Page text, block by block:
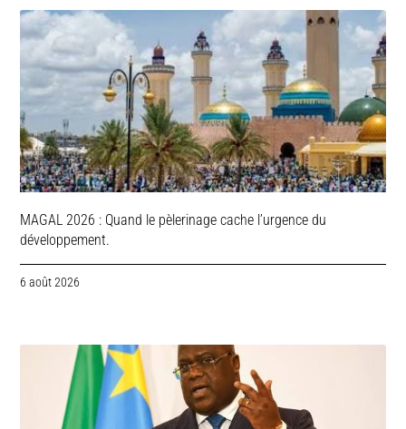
MAGAL 2026 : Quand le pèlerinage cache l’urgence du
développement.
6 août 2026